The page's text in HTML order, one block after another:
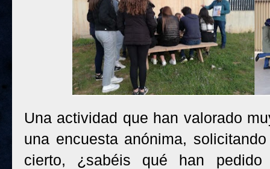
Una actividad que han valorado
una encuesta anónima,
cierto, ¿sabéis qué han